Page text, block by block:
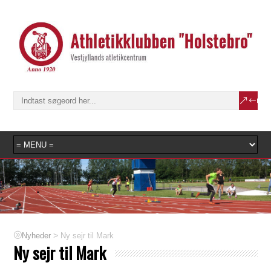
Nyheder > Ny sejr til Mark
Ny sejr til Mark